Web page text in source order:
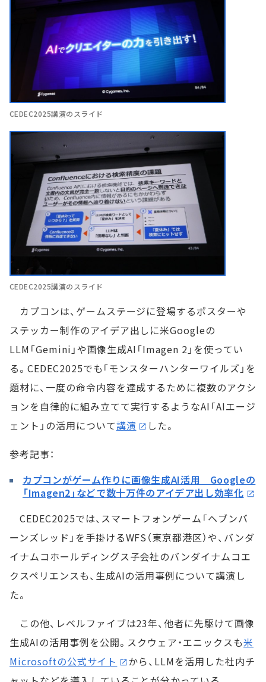
CEDEC2025講演のスライド
CEDEC2025講演のスライド
カプコンは、ゲームステージに登場するポスターや
ステッカー制作のアイデア出しに米Googleの
LLM「Gemini」や画像生成AI「Imagen 2」を使ってい
る。CEDEC2025でも「モンスターハンターワイルズ」を
題材に、一度の命令内容を達成するために複数のアクシ
ョンを自律的に組み立てて実行するようなAI「AIエージ
ェント」の活用について講演
した。
参考記事：
カプコンがゲーム作りに画像生成AI活用 Googleの
「Imagen2」などで数十万件のアイデア出し効率化
CEDEC2025では、スマートフォンゲーム「ヘブンバ
ーンズレッド」を手掛けるWFS（東京都港区）や、バンダ
イナムコホールディングス子会社のバンダイナムコエ
クスペリエンスも、生成AIの活用事例について講演し
た。
この他、レベルファイブは23年、他者に先駆けて画像
生成AIの活用事例を公開。スクウェア・エニックスも米
Microsoftの公式サイト
から、LLMを活用した社内チ